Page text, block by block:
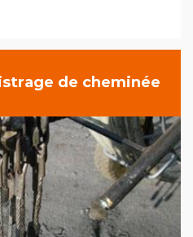
de cheminée